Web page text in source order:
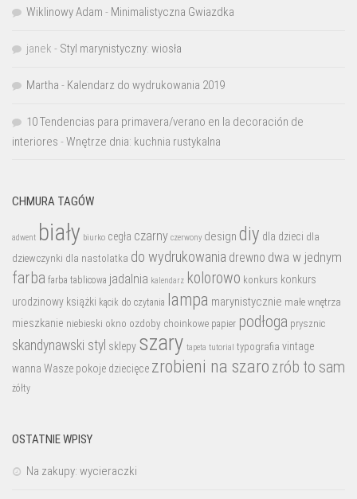
Wiklinowy Adam - Minimalistyczna Gwiazdka
janek - Styl marynistyczny: wiosła
Martha - Kalendarz do wydrukowania 2019
10 Tendencias para primavera/verano en la decoración de
interiores -Wnętrze dnia: kuchnia rustykalna
CHMURA TAGÓW
adwent biały biurko cegła czarny czerwony design diy dla dzieci dla
dziewczynki dla nastolatka do wydrukowania drewno dwa w jednym
farba farba tablicowa jadalnia kalendarz kolorowo konkurs konkurs
urodzinowy książki kącik do czytania lampa marynistycznie małe wnętrza
mieszkanie niebieski okno ozdoby choinkowe papier podłoga prysznic
skandynawski styl sklepy szary tapeta tutorial typografia vintage
wanna Wasze pokoje dziecięce zrobieni na szaro zrób to sam
żółty
OSTATNIE WPISY
Na zakupy: wycieraczki